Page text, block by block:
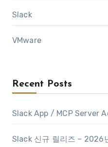
Slack
VMware
Recent Posts
Slack App / MCP Server
Slack 신규 릴리즈 – 2026